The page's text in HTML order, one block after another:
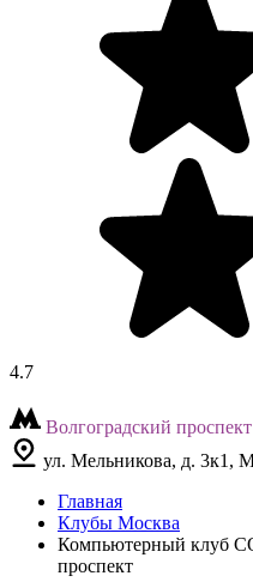
4.7
Волгоградский проспект
ул. Мельникова, д. 3к1,
Главная
Клубы Москва
Компьютерный клуб
проспект